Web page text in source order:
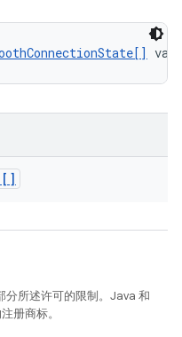
分所述许可的限制。Java 和
册商标。